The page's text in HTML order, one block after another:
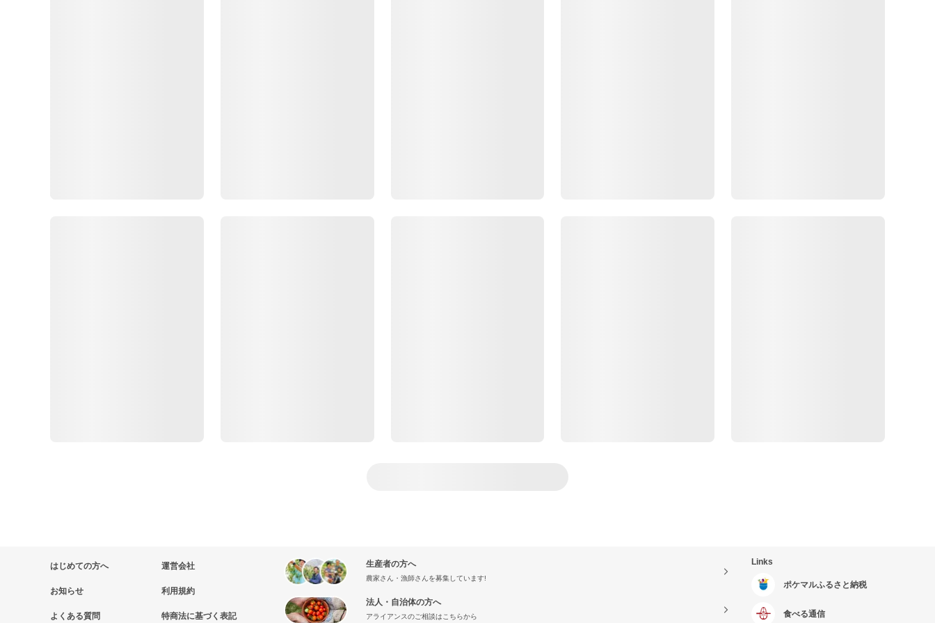
はじめての方へ
お知らせ
よくある質問
運営会社
利用規約
特商法に基づく表記
生産者の方へ
農家さん・漁師さんを募集しています!
法人・自治体の方へ
アライアンスのご相談はこちらから
Links
ポケマルふるさと納税
食べる通信